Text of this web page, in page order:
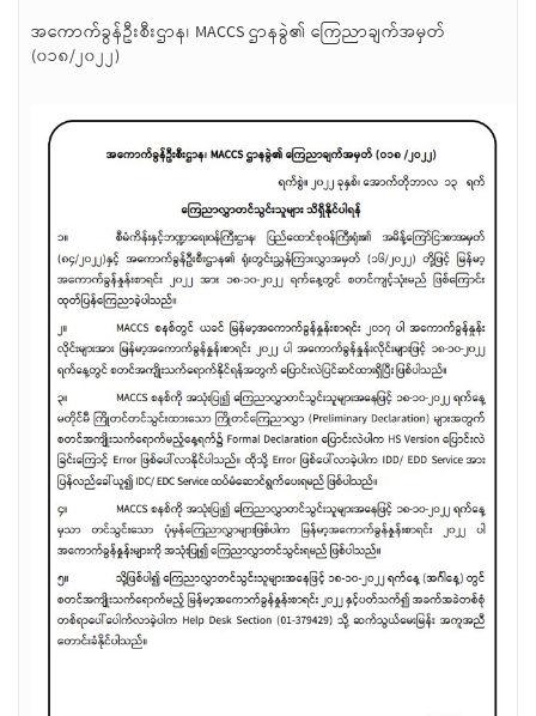
အကောက်ခွန်ဦးစီးဌာန၊ MACCS ဌာနခွဲ၏ ကြေညာချက်အမှတ်
(၀၁၈/၂၀၂၂)